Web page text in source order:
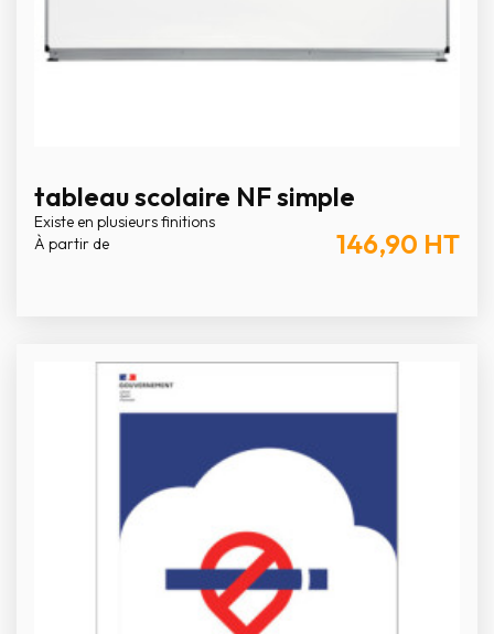
tableau scolaire NF simple
Existe en plusieurs finitions
À partir de
146,90 HT